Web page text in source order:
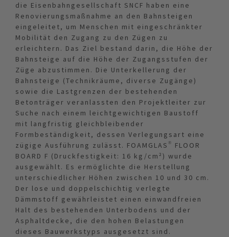
die Eisenbahngesellschaft SNCF haben eine
Renovierungsmaßnahme an den Bahnsteigen
eingeleitet, um Menschen mit eingeschränkter
Mobilität den Zugang zu den Zügen zu
erleichtern. Das Ziel bestand darin, die Höhe der
Bahnsteige auf die Höhe der Zugangsstufen der
Züge abzustimmen. Die Unterkellerung der
Bahnsteige (Technikräume, diverse Zugänge)
sowie die Lastgrenzen der bestehenden
Betonträger veranlassten den Projektleiter zur
Suche nach einem leichtgewichtigen Baustoff
mit langfristig gleichbleibender
Formbeständigkeit, dessen Verlegungsart eine
zügige Ausführung zulässt. FOAMGLAS® FLOOR
BOARD F (Druckfestigkeit: 16 kg/cm²) wurde
ausgewählt. Es ermöglichte die Herstellung
unterschiedlicher Höhen zwischen 10 und 30 cm.
Der lose und doppelschichtig verlegte
Dämmstoff gewährleistet einen einwandfreien
Halt des bestehenden Unterbodens und der
Asphaltdecke, die den hohen Belastungen
dieses Bauwerkstyps ausgesetzt sind.